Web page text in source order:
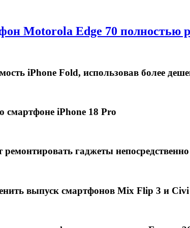
Motorola Edge 70 полностью
iPhone Fold, использовав более
смартфоне iPhone 18 Pro
ремонтировать гаджеты
выпуск смартфонов Mix Flip 3 и Civi